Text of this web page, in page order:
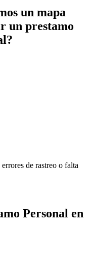
un mapa
un prestamo
de rastreo o falta
Personal en